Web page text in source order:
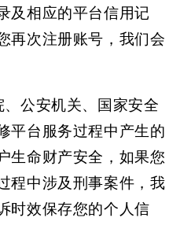
及相应的平台信用记
再次注册账号，我们会
公安机关、国家安全
平台服务过程中产生的
生命财产安全，如果您
程中涉及刑事案件，我
时效保存您的个人信